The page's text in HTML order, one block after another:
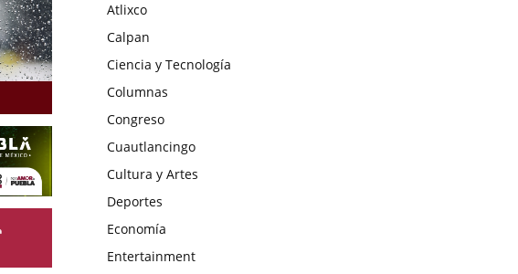
Atlixco
Calpan
Ciencia y Tecnología
Columnas
Congreso
Cuautlancingo
Cultura y Artes
Deportes
Economía
Entertainment